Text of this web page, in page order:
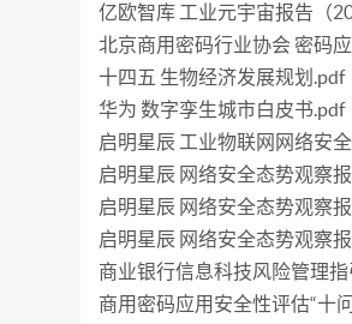
亿欧智库 工业元宇宙报告（
北京商用密码行业协会 密码
十四五 生物经济发展规划.pdf
华为 数字孪生城市白皮书.pdf
启明星辰 工业物联网网络安
启明星辰 网络安全态势观察
启明星辰 网络安全态势观察
启明星辰 网络安全态势观察
商业银行信息科技风险管理
商用密码应用安全性评估“十